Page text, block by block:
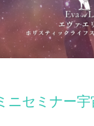
ニセミナー